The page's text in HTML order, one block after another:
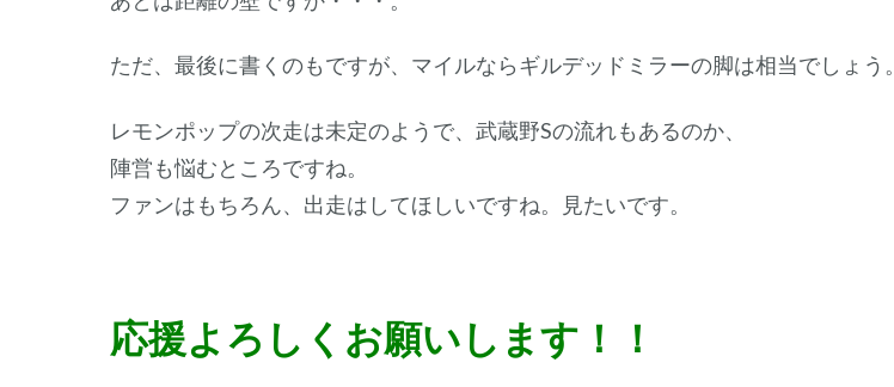
ただ、最後に書くのもですが、マイルならギルデッドミラーの脚は相当でしょう。
レモンポップの次走は未定のようで、武蔵野Sの流れもあるのか、
陣営も悩むところですね。
ファンはもちろん、出走はしてほしいですね。見たいです。
応援よろしくお願いします！！